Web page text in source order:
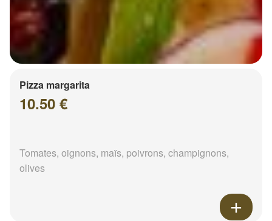
Pizza margarita
10.50 €
Tomates, oignons, maïs, poivrons, champignons,
olives